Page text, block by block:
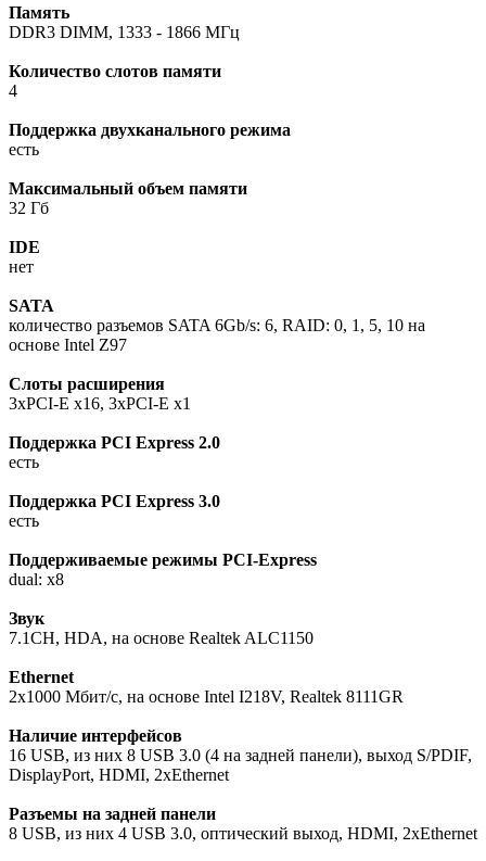
Память
DDR3 DIMM, 1333 - 1866 МГц
Количество слотов памяти
4
Поддержка двухканального режима
есть
Максимальный объем памяти
32 Гб
IDE
нет
SATA
количество разъемов SATA 6Gb/s: 6, RAID: 0, 1, 5, 10 на
основе Intel Z97
Слоты расширения
3xPCI-E x16, 3xPCI-E x1
Поддержка PCI Express 2.0
есть
Поддержка PCI Express 3.0
есть
Поддерживаемые режимы PCI-Express
dual: x8
Звук
7.1CH, HDA, на основе Realtek ALC1150
Ethernet
2x1000 Мбит/с, на основе Intel I218V, Realtek 8111GR
Наличие интерфейсов
16 USB, из них 8 USB 3.0 (4 на задней панели), выход S/PDIF,
DisplayPort, HDMI, 2xEthernet
Разъемы на задней панели
8 USB, из них 4 USB 3.0, оптический выход, HDMI, 2xEthernet